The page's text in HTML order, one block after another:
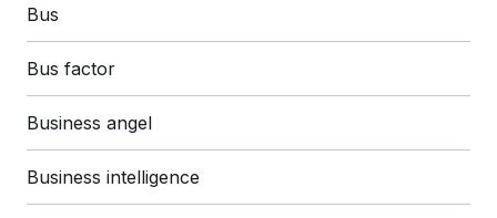
Bus
Bus factor
Business angel
Business intelligence